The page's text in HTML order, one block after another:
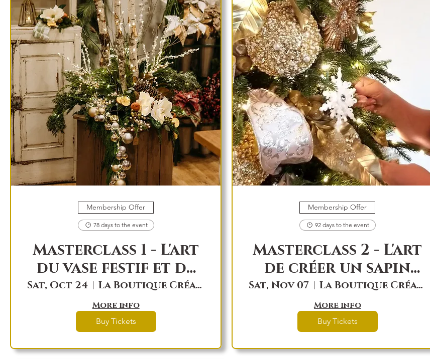
Membership Offer
78 days to the event
Masterclass 1 - L'art
du vase festif et de
la couronne
Sat, Oct 24 La Boutique Créations Féérik, local 7
More info
Buy Tickets
Membership Offer
92 days to the event
Masterclass 2 - L'art
de créer un sapin
Féérik!
Sat, Nov 07 La Boutique Créations Féérik, local 7
More info
Buy Tickets